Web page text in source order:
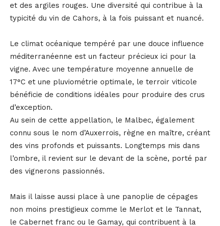
et des argiles rouges. Une diversité qui contribue à la
typicité du vin de Cahors, à la fois puissant et nuancé.
Le climat océanique tempéré par une douce influence
méditerranéenne est un facteur précieux ici pour la
vigne. Avec une température moyenne annuelle de
17°C et une pluviométrie optimale, le terroir viticole
bénéficie de conditions idéales pour produire des crus
d’exception.
Au sein de cette appellation, le Malbec, également
connu sous le nom d’Auxerrois, règne en maître, créant
des vins profonds et puissants. Longtemps mis dans
l’ombre, il revient sur le devant de la scène, porté par
des vignerons passionnés.
Mais il laisse aussi place à une panoplie de cépages
non moins prestigieux comme le Merlot et le Tannat,
le Cabernet franc ou le Gamay, qui contribuent à la